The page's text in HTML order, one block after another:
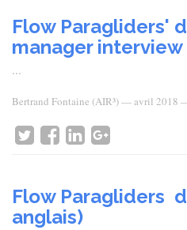
Flow Paragliders'
manager interview
...
Bertrand Fontaine (AIR³)—avril 2018
Flow Paragliders
anglais)